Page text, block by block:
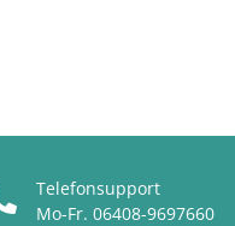
Telefonsupport
Mo-Fr. 06408-9697660